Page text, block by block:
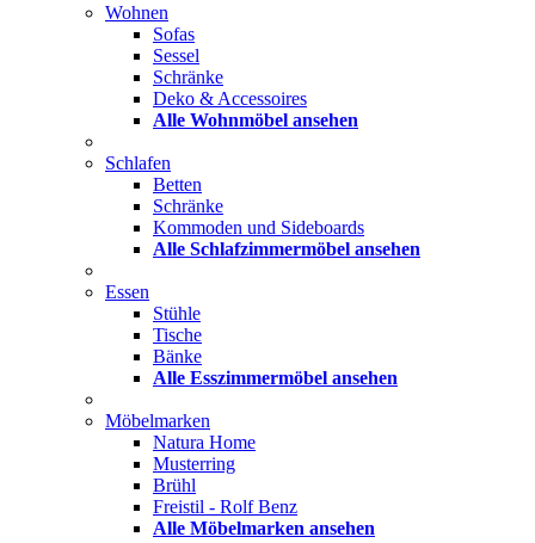
Wohnen
Sofas
Sessel
Schränke
Deko & Accessoires
Alle Wohnmöbel ansehen
Schlafen
Betten
Schränke
Kommoden und Sideboards
Alle Schlafzimmermöbel ansehen
Essen
Stühle
Tische
Bänke
Alle Esszimmermöbel ansehen
Möbelmarken
Natura Home
Musterring
Brühl
Freistil - Rolf Benz
Alle Möbelmarken ansehen